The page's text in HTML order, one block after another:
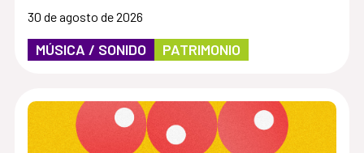
30 de agosto de 2026
MÚSICA / SONIDO PATRIMONIO